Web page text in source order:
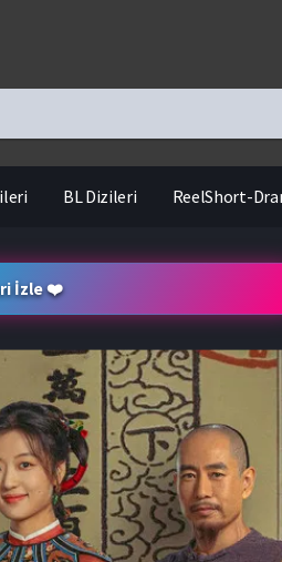
BL Dizileri ReelShort-
İzle ❤️